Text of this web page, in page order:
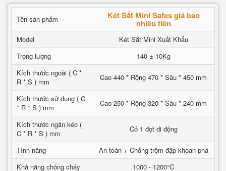
Tên sản phẩm Két Sắt Mini Safes giá bao
nhiêu tiền
Model
Két Sắt Mini Xuất Khẩu
Trọng lượng
140 ± 10Kg
Kích thước ngoài ( C *
R * S ) mm
Cao 440 * Rộng 470 * Sâu * 450 mm
Kích thước sử dụng ( C
* R * S ) mm
Cao 250 * Rộng 320 * Sâu * 240 mm
Kích thước ngăn kéo (
C * R * S ) mm
Có 1 đợt di động
Tính năng
An toàn + Chống trộm đập khoan phá
Khả năng chống cháy
1000 - 1200°C